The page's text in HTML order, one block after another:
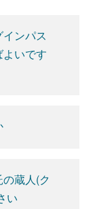
ンパス
いです
蔵人(ク
い